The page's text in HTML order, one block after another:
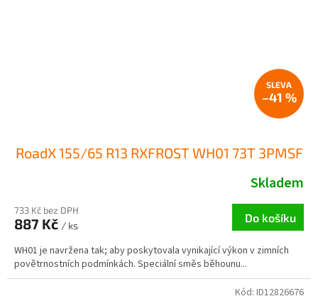
–41 %
RoadX 155/65 R13 RXFROST WH01 73T 3PMSF
Skladem
733 Kč bez DPH
887 Kč / ks
Do košíku
WH01 je navržena tak; aby poskytovala vynikající výkon v zimních
povětrnostních podmínkách. Speciální směs běhounu...
Kód: ID12826676